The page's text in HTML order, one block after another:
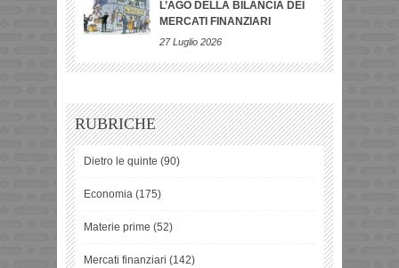
L’AGO DELLA BILANCIA DEI
MERCATI FINANZIARI
27 Luglio 2026
RUBRICHE
Dietro le quinte (90)
Economia (175)
Materie prime (52)
Mercati finanziari (142)